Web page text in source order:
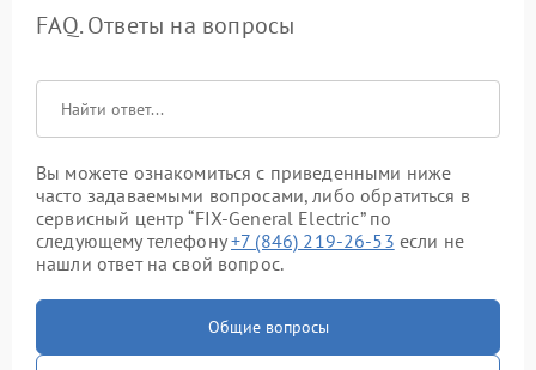
FAQ. Ответы на вопросы
Вы можете ознакомиться с приведенными ниже
часто задаваемыми вопросами, либо обратиться в
сервисный центр “FIX-General Electric” по
следующему телефону+7 (846) 219-26-53 если не
нашли ответ на свой вопрос.
Общие вопросы